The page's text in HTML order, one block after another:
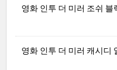
영화 인투 더 미러 조쉬 블
영화 인투 더 미러 캐시디